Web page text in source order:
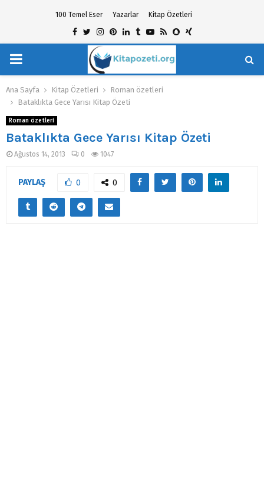
100 Temel Eser Yazarlar Kitap Özetleri
Facebook
TwitterInstagram
Pinterest
Linkedin
TumblrYoutube
RssSnapchat
Xing
PRIMARY
MENU
Ana Sayfa Kitap Özetleri
Roman özetleri
Bataklıkta Gece Yarısı Kitap Özeti
Roman özetleri
Bataklıkta Gece Yarısı Kitap Özeti
Ağustos 14, 2013 0 1047
PAYLAŞ 0 0